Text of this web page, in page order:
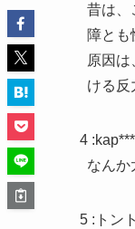
昔は、
障とも
原因は
ける反
4 :
なんか
5 : トン